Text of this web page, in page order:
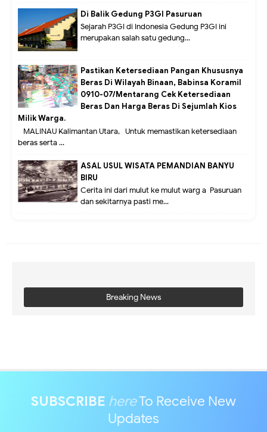
Di Balik Gedung P3GI Pasuruan
Sejarah P3GI di Indonesia Gedung P3GI ini
merupakan salah satu gedung...
Pastikan Ketersediaan Pangan Khususnya
Beras Di Wilayah Binaan, Babinsa Koramil
0910-07/Mentarang Cek Ketersediaan
Beras Dan Harga Beras Di Sejumlah Kios
Milik Warga.
MALINAU Kalimantan Utara,- Untuk memastikan ketersediaan
beras serta ...
ASAL USUL WISATA PEMANDIAN BANYU
BIRU
Cerita ini dari mulut ke mulut warg a Pasuruan
dan sekitarnya pasti me...
Breaking News
SUBSCRIBE hereTo Receive New
Updates